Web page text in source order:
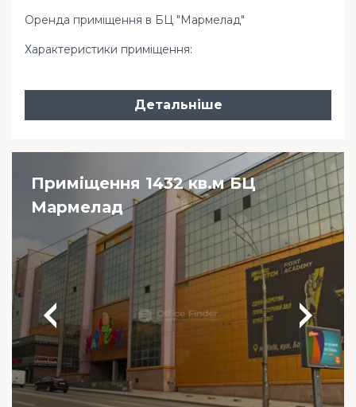
Оренда приміщення в БЦ "Мармелад"
Характеристики приміщення:
Детальніше
Приміщення 1432 кв.м БЦ
Мармелад